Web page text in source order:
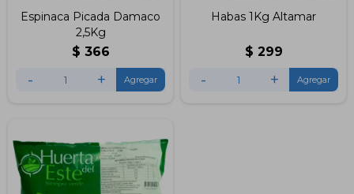
Espinaca Picada Damaco
2,5Kg
$ 366
- +
Habas 1Kg Altamar
$ 299
- +